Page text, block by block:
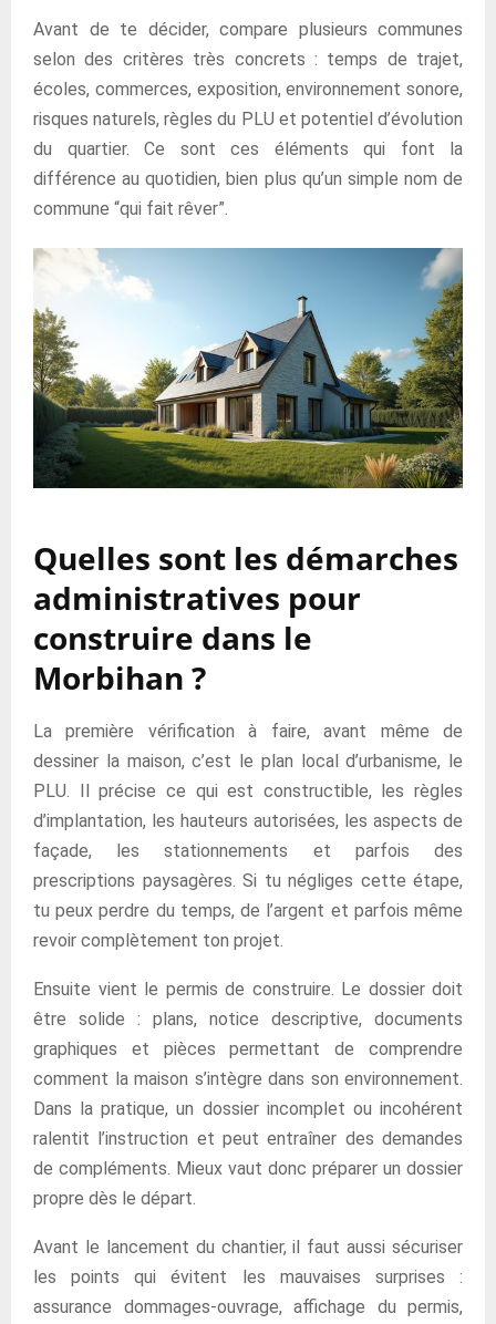
Avant de te décider, compare plusieurs communes
selon des critères très concrets : temps de trajet,
écoles, commerces, exposition, environnement sonore,
risques naturels, règles du PLU et potentiel d’évolution
du quartier. Ce sont ces éléments qui font la
différence au quotidien, bien plus qu’un simple nom de
commune “qui fait rêver”.
Quelles sont les démarches
administratives pour
construire dans le
Morbihan ?
La première vérification à faire, avant même de
dessiner la maison, c’est le plan local d’urbanisme, le
PLU. Il précise ce qui est constructible, les règles
d’implantation, les hauteurs autorisées, les aspects de
façade, les stationnements et parfois des
prescriptions paysagères. Si tu négliges cette étape,
tu peux perdre du temps, de l’argent et parfois même
revoir complètement ton projet.
Ensuite vient le permis de construire. Le dossier doit
être solide : plans, notice descriptive, documents
graphiques et pièces permettant de comprendre
comment la maison s’intègre dans son environnement.
Dans la pratique, un dossier incomplet ou incohérent
ralentit l’instruction et peut entraîner des demandes
de compléments. Mieux vaut donc préparer un dossier
propre dès le départ.
Avant le lancement du chantier, il faut aussi sécuriser
les points qui évitent les mauvaises surprises :
assurance dommages-ouvrage, affichage du permis,